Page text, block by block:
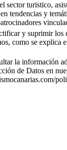
sector turistico,
tendencias y
y suprimir los
como se explica
la información
de Datos en